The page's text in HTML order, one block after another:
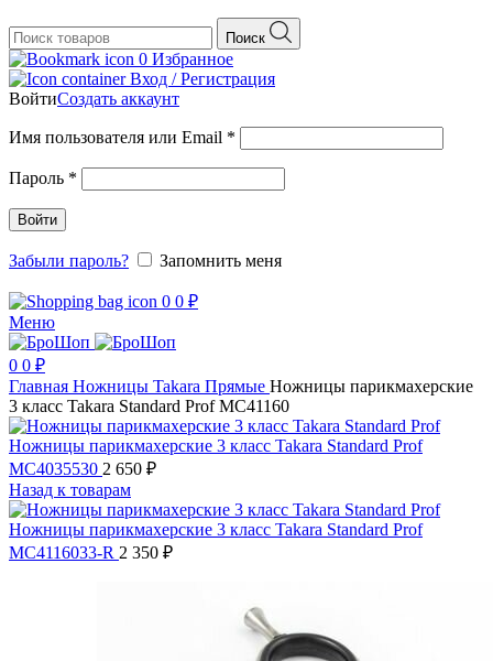
Поиск
0 Избранное
Вход / Регистрация
ВойтиСоздать аккаунт
Имя пользователя или Email *
Пароль *
Войти
Забыли пароль? Запомнить меня
0 0 ₽
Меню
0 0 ₽
Главная Ножницы Takara Прямые Ножницы парикмахерские
3 класс Takara Standard Prof MC41160
Ножницы парикмахерские 3 класс Takara Standard Prof
MC4035530 2 650 ₽
Назад к товарам
Ножницы парикмахерские 3 класс Takara Standard Prof
MC4116033-R 2 350 ₽